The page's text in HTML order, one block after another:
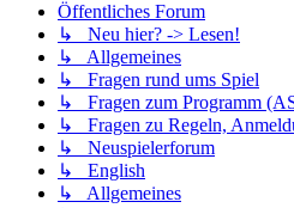
Öffentliches Forum
↳ Neu hier? -> Lesen!
↳ Allgemeines
↳ Fragen rund ums Spiel
↳ Fragen zum Programm
↳ Fragen zu Regeln,
↳ Neuspielerforum
↳ English
↳ Allgemeines